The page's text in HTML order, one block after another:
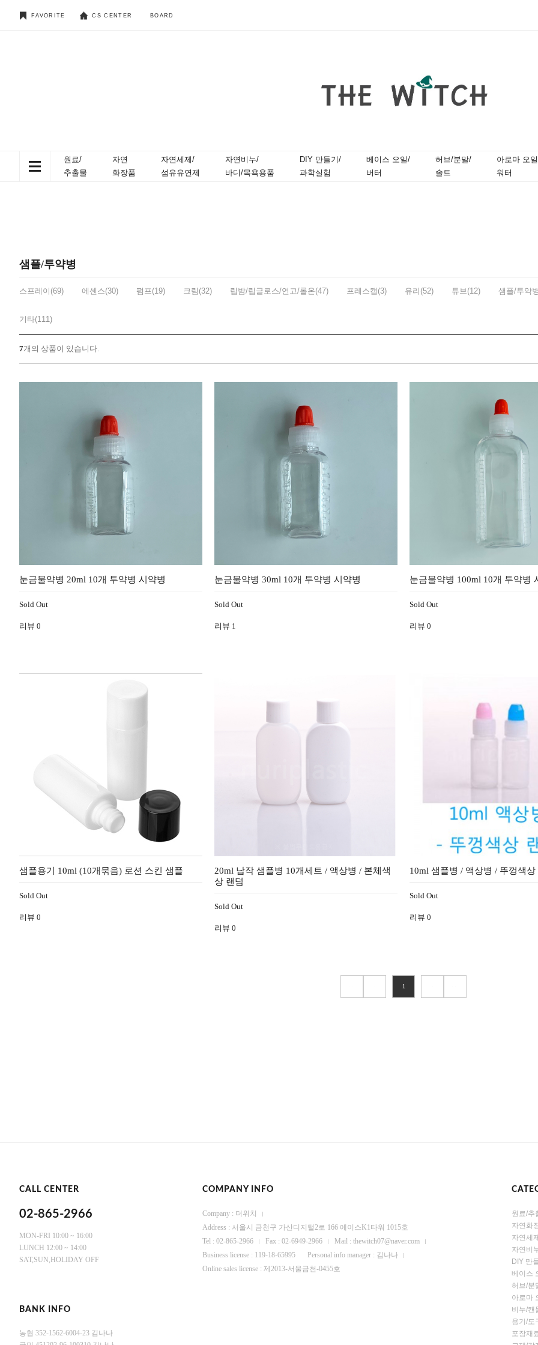
FAVORITE CS CENTER BOARD
원료/
추출물
자연
화장품
자연세제/
섬유유연제
자연비누/
바디/목욕용품
DIY 만들기/
과학실험
베이스 오일/
버터
허브/분말/
솔트
아로마 오
워터
샘플/투약병
스프레이(69) 에센스(30) 펌프(19) 크림(32) 립밤/립글로스/연고/롤온(47) 프레스캡(3) 유리(52) 튜브(12) 샘플/투약
기타(111)
7개의 상품이 있습니다.
눈금물약병 20ml 10개 투약병 시약병
Sold Out
리뷰 0
눈금물약병 30ml 10개 투약병 시약병
Sold Out
리뷰 1
눈금물약병 100ml 10개 투약병
Sold Out
리뷰 0
샘플용기 10ml (10개묶음) 로션 스킨 샘플
Sold Out
리뷰 0
20ml 납작 샘플병 10개세트 / 액상병 / 본체색
상 랜덤
Sold Out
리뷰 0
10ml 샘플병 / 액상병 / 뚜껑색상
Sold Out
리뷰 0
1
CALL CENTER
02-865-2966
MON-FRI 10:00 ~ 16:00
LUNCH 12:00 ~ 14:00
SAT,SUN,HOLIDAY OFF
BANK INFO
농협 352-1562-6004-23 김나나
COMPANY INFO
Company : 더위치
Address : 서울시 금천구 가산디지털2로 166 에이스K1타워 1015호
Tel : 02-865-2966
Fax : 02-6949-2966
Mail : thewitch07@naver.com
Business license : 119-18-65995
Personal info manager : 김나나
Online sales license : 제2013-서울금천-0455호
원료/추
자연화
자연세
자연비
DIY 만
베이스
허브/분
아로마
비누/캔
용기/도
포장재